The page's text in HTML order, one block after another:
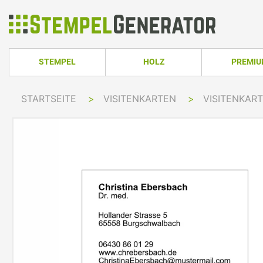
STEMPEL
TRODAT PRINTY DATER
TRODAT PROFESSIONAL LINE
TRODAT PROFESSIONAL DATER
PRINTY Z. SELBER SETZEN COLOP CLASSIC
HOLZ
TRODAT
STARTSEITE > VISITENKARTEN >